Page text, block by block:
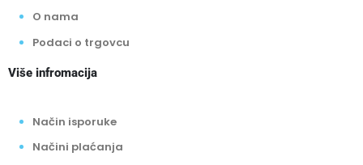
O nama
Podaci o trgovcu
Više infromacija
Način isporuke
Načini plaćanja